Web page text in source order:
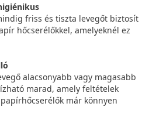
friss és tiszta levegőt biztosít
hőcserélőkkel, amelyeknél ez
alacsonyabb vagy magasabb
marad, amely feltételek
már könnyen